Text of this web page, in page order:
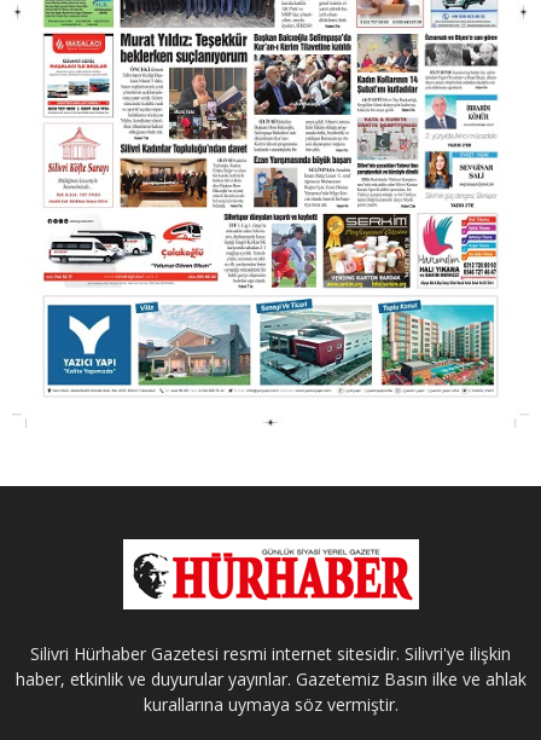
Silivri Hürhaber Gazetesi resmi internet sitesidir. Silivri'ye ilişkin
haber, etkinlik ve duyurular yayınlar. Gazetemiz Basın ilke ve ahlak
kurallarına uymaya söz vermiştir.